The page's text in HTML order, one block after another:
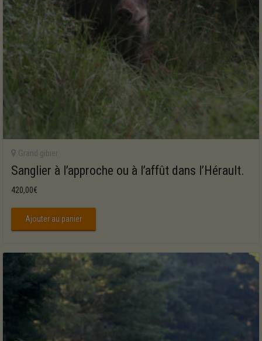
Grand gibier
Sanglier à l’approche ou à l’affût dans l’Hérault.
420,00€
Ajouter au panier